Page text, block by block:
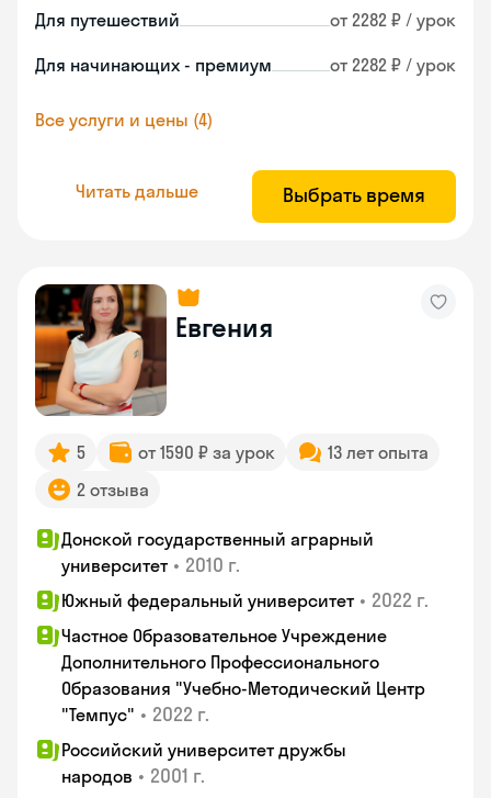
Для путешествий от 2282 ₽ / урок
Для начинающих - премиум от 2282 ₽ / урок
Все услуги и цены (4)
Читать дальше Выбрать время
Евгения
5 от 1590 ₽ за урок
13 лет опыта
2 отзыва
Донской государственный аграрный
университет • 2010 г.
Южный федеральный университет • 2022 г.
Частное Образовательное Учреждение
Дополнительного Профессионального
Образования "Учебно-Методический Центр
"Темпус" • 2022 г.
Российский университет дружбы
народов • 2001 г.